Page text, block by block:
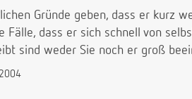
Gründe geben, dass er kurz
Fälle, dass er sich schnell von
sind weder Sie noch er groß